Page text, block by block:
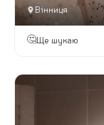
Вінниця
🤔Ще шукаю